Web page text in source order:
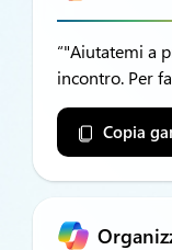
“"Aiutatemi a
incontro. Per
Copia